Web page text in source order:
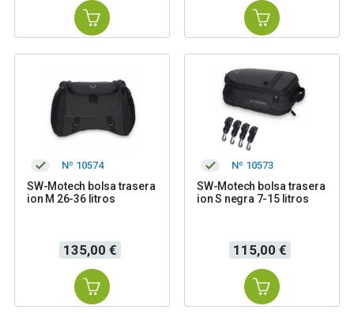
Nº 10574
SW-Motech bolsa trasera
ion M 26-36 litros
Precio
135,00 €
Nº 10573
SW-Motech bolsa trasera
ion S negra 7-15 litros
Precio
115,00 €